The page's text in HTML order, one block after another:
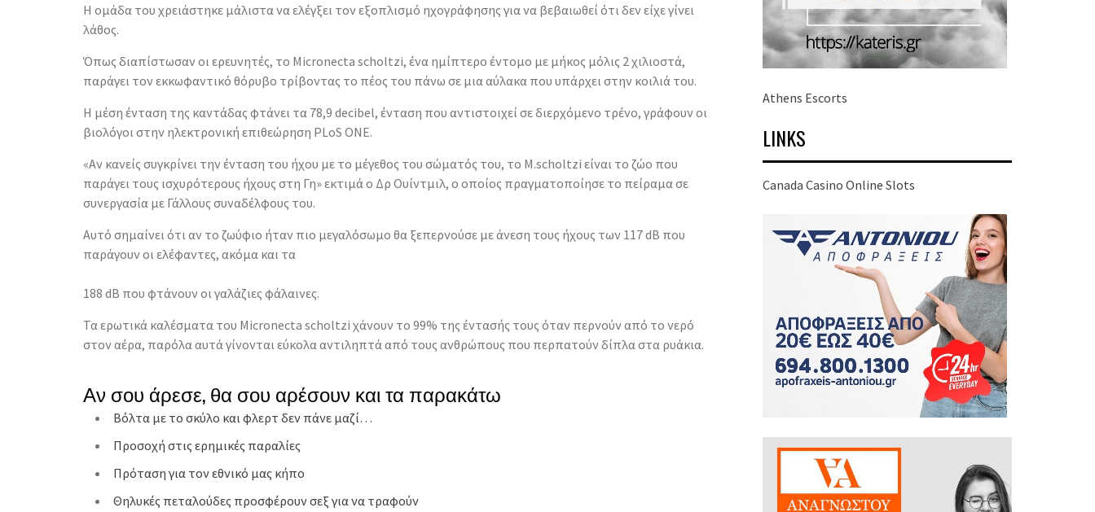
Η ομάδα του χρειάστηκε μάλιστα να ελέγξει τον εξοπλισμό ηχογράφησης για να βεβαιωθεί ότι δεν είχε γίνει
λάθος.
Όπως διαπίστωσαν οι ερευνητές, το Micronecta scholtzi, ένα ημίπτερο έντομο με μήκος μόλις 2 χιλιοστά,
παράγει τον εκκωφαντικό θόρυβο τρίβοντας το πέος του πάνω σε μια αύλακα που υπάρχει στην κοιλιά του.
Η μέση ένταση της καντάδας φτάνει τα 78,9 decibel, ένταση που αντιστοιχεί σε διερχόμενο τρένο, γράφουν οι
βιολόγοι στην ηλεκτρονική επιθεώρηση PLoS ONE.
«Αν κανείς συγκρίνει την ένταση του ήχου με το μέγεθος του σώματός του, το M.scholtzi είναι το ζώο που
παράγει τους ισχυρότερους ήχους στη Γη» εκτιμά ο Δρ Ουίντμιλ, ο οποίος πραγματοποίησε το πείραμα σε
συνεργασία με Γάλλους συναδέλφους του.
Αυτό σημαίνει ότι αν το ζωύφιο ήταν πιο μεγαλόσωμο θα ξεπερνούσε με άνεση τους ήχους των 117 dB που
παράγουν οι ελέφαντες, ακόμα και τα
188 dB που φτάνουν οι γαλάζιες φάλαινες.
Τα ερωτικά καλέσματα του Micronecta scholtzi χάνουν το 99% της έντασής τους όταν περνούν από το νερό
στον αέρα, παρόλα αυτά γίνονται εύκολα αντιληπτά από τους ανθρώπους που περπατούν δίπλα στα ρυάκια.
Αν σου άρεσε, θα σου αρέσουν και τα παρακάτω
Βόλτα με το σκύλο και φλερτ δεν πάνε μαζί…
Προσοχή στις ερημικές παραλίες
Πρόταση για τον εθνικό μας κήπο
Θηλυκές πεταλούδες προσφέρουν σεξ για να τραφούν
Athens Escorts
LINKS
Canada Casino Online Slots